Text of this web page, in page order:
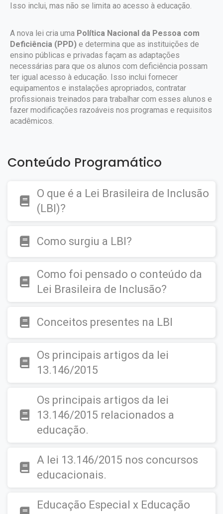
Isso inclui, mas não se limita ao acesso à educação.
A nova lei cria uma Política Nacional da Pessoa com
Deficiência (PPD) e determina que as instituições de
ensino públicas e privadas façam as adaptações
necessárias para que os alunos com deficiência possam
ter igual acesso à educação. Isso inclui fornecer
equipamentos e instalações apropriados, contratar
profissionais treinados para trabalhar com esses alunos e
fazer modificações razoáveis nos programas e requisitos
acadêmicos.
Conteúdo Programático
O que é a Lei Brasileira de Inclusão
(LBI)?
Como surgiu a LBI?
Como foi pensado o conteúdo da
Lei Brasileira de Inclusão?
Conceitos presentes na LBI
Os principais artigos da lei
13.146/2015
Os principais artigos da lei
13.146/2015 relacionados a
educação.
A lei 13.146/2015 nos concursos
educacionais.
Educação Especial x Educação